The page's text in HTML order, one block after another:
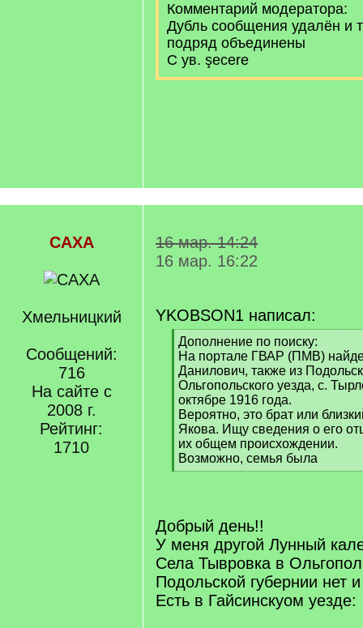
Комментарий модератора:
Дубль сообщения удалён и
подряд объединены
С ув. şecere
САХА
Хмельницкий
Сообщений:
716
На сайте с
2008 г.
Рейтинг:
1710
16 мар. 14:24
16 мар. 16:22
YKOBSON1 написал:
[
q
]
Дополнение по поиску:
На портале ГВАР (ПМВ)
Данилович, также из
Ольгопольского уезда, с.
октябре 1916 года.
Вероятно, это брат или
Якова. Ищу сведения о его
их общем происхождении.
Возможно, семья была
[
]
Добрый день!!
У меня другой Лунный
Села Тывровка в
Подольской губернии нет
Есть в Гайсинскуом уезде: